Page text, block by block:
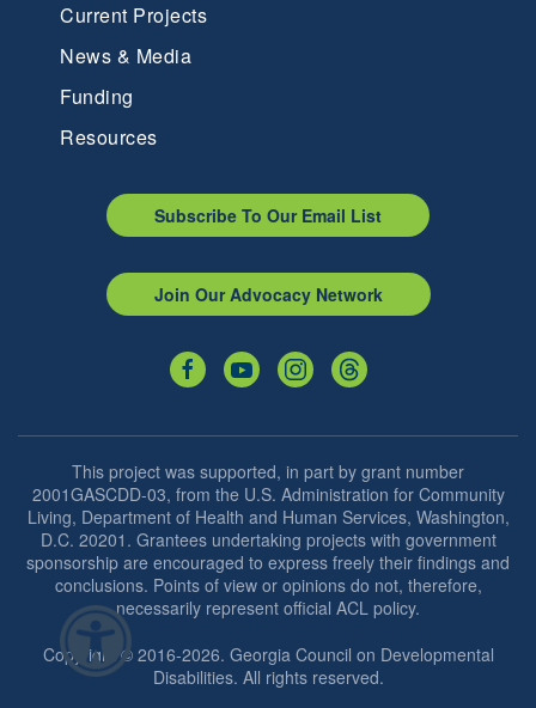
Current Projects
News & Media
Funding
Resources
Subscribe To Our Email List
Join Our Advocacy Network
This project was supported, in part by grant number
2001GASCDD-03, from the U.S. Administration for Community
Living, Department of Health and Human Services, Washington,
D.C. 20201. Grantees undertaking projects with government
sponsorship are encouraged to express freely their findings and
conclusions. Points of view or opinions do not, therefore,
necessarily represent official ACL policy.
Copyright © 2016-2026. Georgia Council on Developmental
Disabilities. All rights reserved.